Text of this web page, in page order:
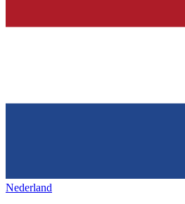
Nederland